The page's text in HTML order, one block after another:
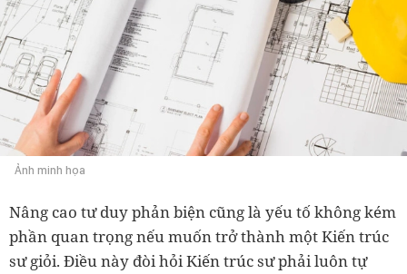
Ảnh minh họa
Nâng cao tư duy phản biện cũng là yếu tố không kém
phần quan trọng nếu muốn trở thành một Kiến trúc
sư giỏi. Điều này đòi hỏi Kiến trúc sư phải luôn tự